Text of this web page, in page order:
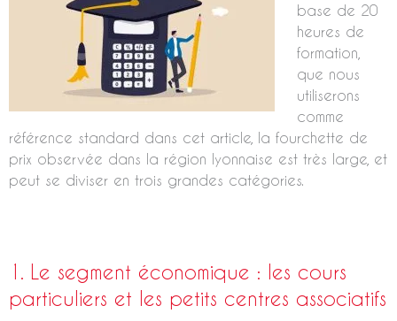
base de 20
heures de
formation,
que nous
utiliserons
comme
référence standard dans cet article, la fourchette de
prix observée dans la région lyonnaise est très large, et
peut se diviser en trois grandes catégories.
1. Le segment économique : les cours
particuliers et les petits centres associatifs